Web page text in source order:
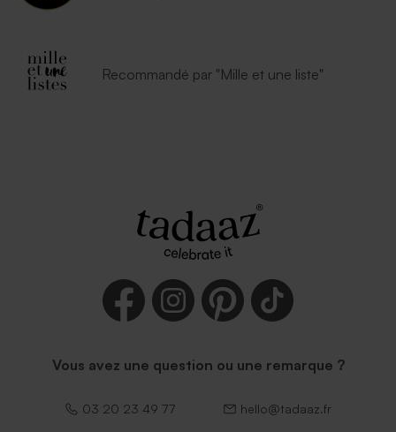
Recommandé par "Mille et une liste"
Vous avez une question ou une remarque ?
03 20 23 49 77 hello@tadaaz.fr